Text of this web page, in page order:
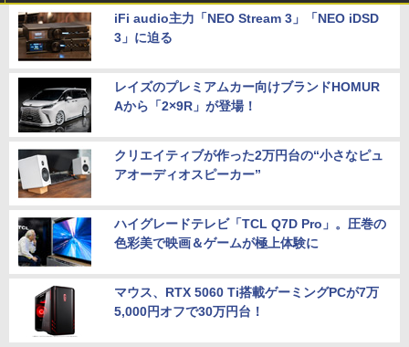
iFi audio主力「NEO Stream 3」「NEO iDSD
3」に迫る
レイズのプレミアムカー向けブランドHOMUR
Aから「2×9R」が登場！
クリエイティブが作った2万円台の“小さなピュ
アオーディオスピーカー”
ハイグレードテレビ「TCL Q7D Pro」。圧巻の
色彩美で映画＆ゲームが極上体験に
マウス、RTX 5060 Ti搭載ゲーミングPCが7万
5,000円オフで30万円台！